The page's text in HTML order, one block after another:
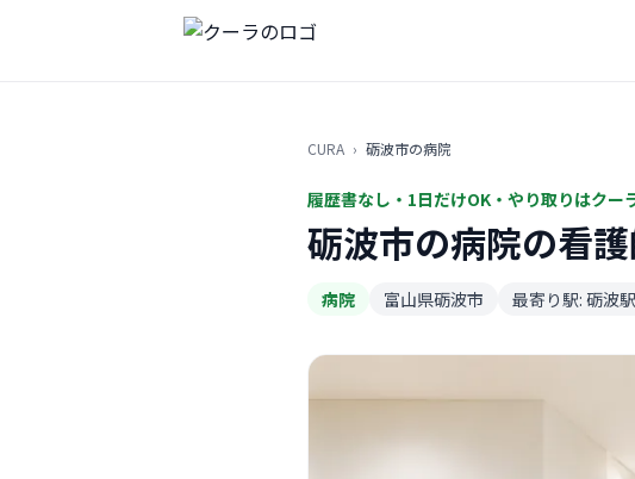
CURA › 砺波市の病院
履歴書なし・1日だけOK・やり取りはクー
砺波市の病院の看
病院 富山県砺波市 最寄り駅: 砺波駅